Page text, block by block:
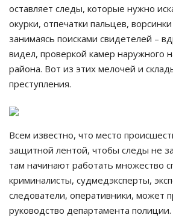
оставляет следы, которые нужно
окурки, отпечатки пальцев,
занимаясь поисками свидетелей –
видел, проверкой камер наружного
района. Вот из этих мелочей и
преступления.
Всем известно, что место
защитной лентой, чтобы следы не
там начинают работать множество
криминалисты, судмедэксперты,
следователи, оперативники, может
руководство департамента